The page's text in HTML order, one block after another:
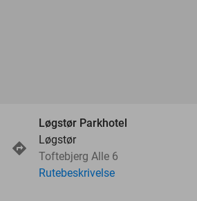
Løgstør Parkhotel
Løgstør
Toftebjerg Alle 6
Rutebeskrivelse